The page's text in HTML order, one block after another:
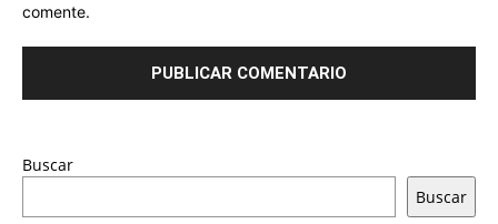
comente.
Buscar
Buscar